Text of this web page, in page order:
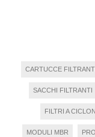
CARTUCCE FILTRANTI
SACCHI FILTRANTI
FILTRI A
MODULI MBR